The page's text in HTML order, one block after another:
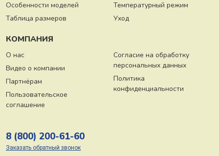
Особенности моделей
Таблица размеров
Температурный режим
Уход
КОМПАНИЯ
О нас
Видео о компании
Партнёрам
Пользовательское
соглашение
Согласие на обработку
персональных данных
Политика
конфиденциальности
8 (800) 200-61-60
Заказать обратный звонок